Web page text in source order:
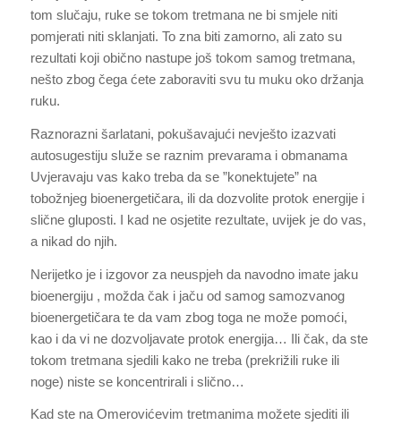
tom slučaju, ruke se tokom tretmana ne bi smjele niti
pomjerati niti sklanjati. To zna biti zamorno, ali zato su
rezultati koji obično nastupe još tokom samog tretmana,
nešto zbog čega ćete zaboraviti svu tu muku oko držanja
ruku.
Raznorazni šarlatani, pokušavajući nevješto izazvati
autosugestiju služe se raznim prevarama i obmanama
Uvjeravaju vas kako treba da se ”konektujete” na
tobožnjeg bioenergetičara, ili da dozvolite protok energije i
slične gluposti. I kad ne osjetite rezultate, uvijek je do vas,
a nikad do njih.
Nerijetko je i izgovor za neuspjeh da navodno imate jaku
bioenergiju , možda čak i jaču od samog samozvanog
bioenergetičara te da vam zbog toga ne može pomoći,
kao i da vi ne dozvoljavate protok energija… Ili čak, da ste
tokom tretmana sjedili kako ne treba (prekrižili ruke ili
noge) niste se koncentrirali i slično…
Kad ste na Omerovićevim tretmanima možete sjediti ili